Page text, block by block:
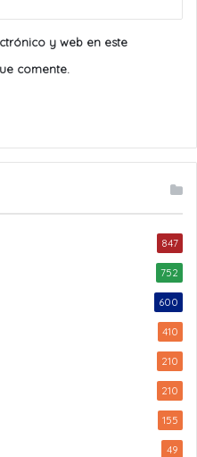
y web en este
comente.
847
752
600
410
210
210
155
49